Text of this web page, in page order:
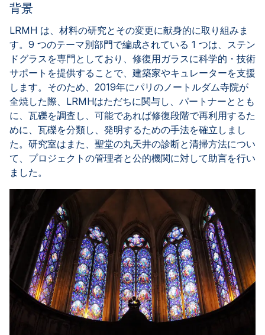
背景
LRMH は、材料の研究とその変更に献身的に取り組みま
す。9 つのテーマ別部門で編成されている 1 つは、ステン
ドグラスを専門としており、修復用ガラスに科学的・技術
サポートを提供することで、建築家やキュレーターを支援
します。そのため、2019年にパリのノートルダム寺院が
全焼した際、LRMHはただちに関与し、パートナーととも
に、瓦礫を調査し、可能であれば修復段階で再利用するた
めに、瓦礫を分類し、発明するための手法を確立しまし
た。研究室はまた、聖堂の丸天井の診断と清掃方法につい
て、プロジェクトの管理者と公的機関に対して助言を行い
ました。